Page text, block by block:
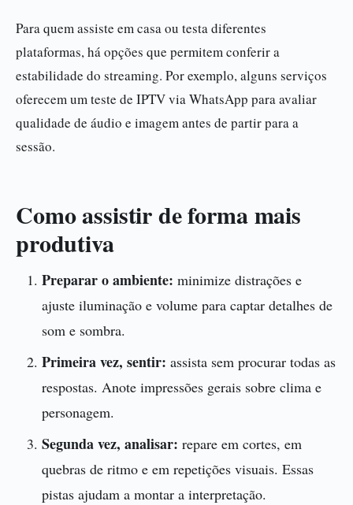
Para quem assiste em casa ou testa diferentes
plataformas, há opções que permitem conferir a
estabilidade do streaming. Por exemplo, alguns serviços
oferecem um teste de IPTV via WhatsApp para avaliar
qualidade de áudio e imagem antes de partir para a
sessão.
Como assistir de forma mais
produtiva
Preparar o ambiente: minimize distrações e
ajuste iluminação e volume para captar detalhes de
som e sombra.
Primeira vez, sentir: assista sem procurar todas as
respostas. Anote impressões gerais sobre clima e
personagem.
Segunda vez, analisar: repare em cortes, em
quebras de ritmo e em repetições visuais. Essas
pistas ajudam a montar a interpretação.